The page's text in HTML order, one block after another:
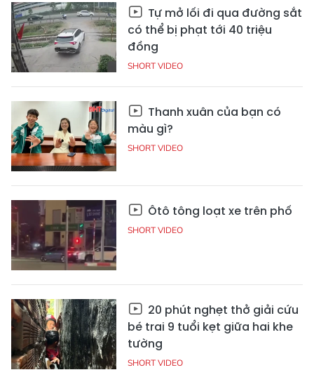
Tự mở lối đi qua đường sắt
có thể bị phạt tới 40 triệu
đồng
SHORT VIDEO
Thanh xuân của bạn có
màu gì?
SHORT VIDEO
Ôtô tông loạt xe trên phố
SHORT VIDEO
20 phút nghẹt thở giải cứu
bé trai 9 tuổi kẹt giữa hai khe
tường
SHORT VIDEO